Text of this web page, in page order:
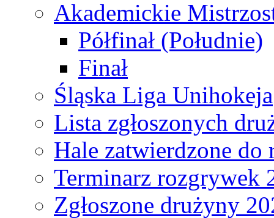
Akademickie
Półfinał (Południe)
Finał
Śląska Liga Unihokeja
Lista zgłoszonych
Hale zatwierdzone do
Terminarz rozgrywek
Zgłoszone drużyny